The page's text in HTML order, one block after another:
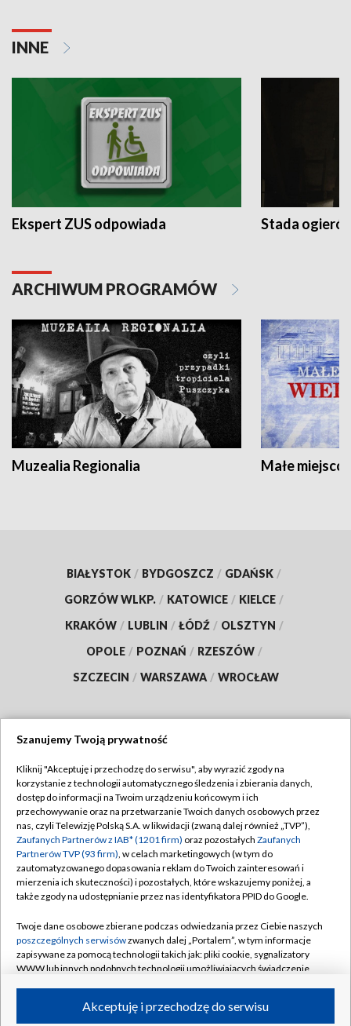
INNE
Ekspert ZUS odpowiada Stada
ARCHIWUM PROGRAMÓW
Muzealia Regionalia Małe
BIAŁYSTOK / BYDGOSZCZ / GDAŃSK /
GORZÓW WLKP. / KATOWICE / KIELCE /
KRAKÓW / LUBLIN / ŁÓDŹ / OLSZTYN /
OPOLE / POZNAŃ / RZESZÓW /
SZCZECIN / WARSZAWA / WROCŁAW
TVP
Abonament TVP
Emisja w TVP
Centrum informacji TVP
Naziemna Telewizja Cyfrowa
Rada Programowa
System NOS
Informacje o nadawcy
Program dla prasy
Regulamin TVP
Polityka prywatności
Moje zgody
Pomoc
Kontakt
Kanały
Szanujemy Twoją prywatność
Kliknij "Akceptuję i przechodzę do serwisu", aby wyrazić zgody na
korzystanie z technologii automatycznego śledzenia i zbierania danych,
dostęp do informacji na Twoim urządzeniu końcowym i ich
przechowywanie oraz na przetwarzanie Twoich danych osobowych przez
nas, czyli Telewizję Polską S.A. w likwidacji (zwaną dalej również „TVP”),
Zaufanych Partnerów z IAB* (1201 firm) oraz pozostałych Zaufanych
Partnerów TVP (93 firm), w celach marketingowych (w tym do
zautomatyzowanego dopasowania reklam do Twoich zainteresowań i
mierzenia ich skuteczności) i pozostałych, które wskazujemy poniżej, a
także zgody na udostępnianie przez nas identyfikatora PPID do Google.
Twoje dane osobowe zbierane podczas odwiedzania przez Ciebie naszych
poszczególnych serwisówzwanych dalej „Portalem”, w tym informacje
zapisywane za pomocą technologii takich jak: pliki cookie, sygnalizatory
WWW lub innych podobnych technologii umożliwiających świadczenie
ruchu w Internecie.Akceptuję i przechodzę do serwisu